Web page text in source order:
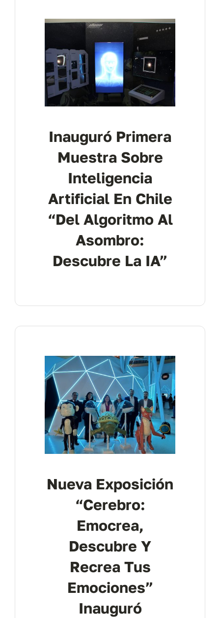
Inauguró Primera
Muestra Sobre
Inteligencia
Artificial En Chile
“Del Algoritmo Al
Asombro:
Descubre La IA”
Nueva Exposición
“Cerebro:
Emocrea,
Descubre Y
Recrea Tus
Emociones”
Inauguró